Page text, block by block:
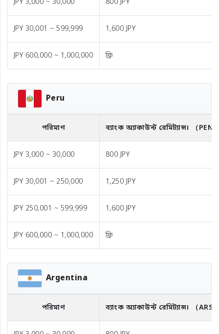
JPY 3,000 ~ 30,000 800 JPY
JPY 30,001 ~ 599,999 1,600 JPY
JPY 600,000 ~ 1,000,000 ফ্রি
Peru
পরিমাণ ব্যাংক অ্যাকাউন্ট রেমিট্যান্স। （PEN
JPY 3,000 ~ 30,000 800 JPY
JPY 30,001 ~ 250,000 1,250 JPY
JPY 250,001 ~ 599,999 1,600 JPY
JPY 600,000 ~ 1,000,000 ফ্রি
Argentina
পরিমাণ ব্যাংক অ্যাকাউন্ট রেমিট্যান্স। （ARS